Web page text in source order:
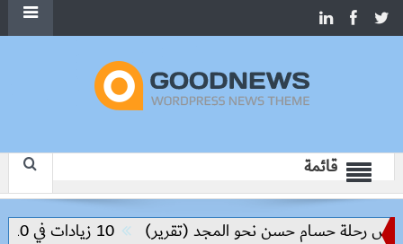
قائمة
رحلة حسام حسن نحو المجد (تقرير)
10 زيادات في 10 سنوات.. هل حان الوقت لرفع دعم البنزين نهائيا؟